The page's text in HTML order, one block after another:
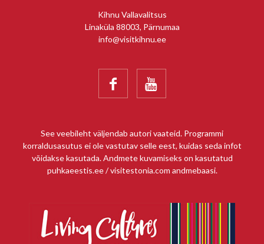
Kihnu Vallavalitsus
Linaküla 88003, Pärnumaa
info@visitkihnu.ee
 
See veebileht väljendab autori vaateid. Programmi
korraldusasutus ei ole vastutav selle eest, kuidas seda infot
võidakse kasutada. Andmete kuvamiseks on kasutatud
puhkaeestis.ee / visitestonia.com andmebaasi.